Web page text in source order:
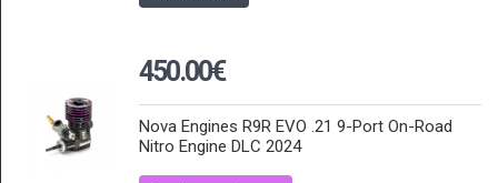
450.00€
Nova Engines R9R EVO .21 9-Port On-Road
Nitro Engine DLC 2024